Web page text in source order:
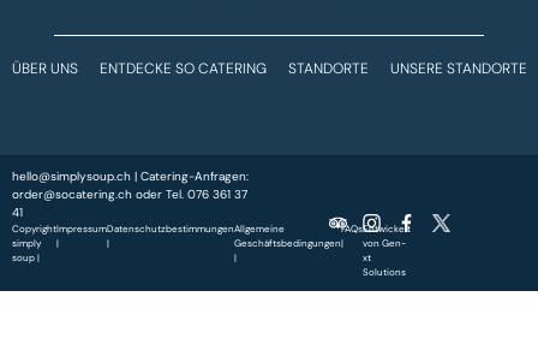
ÜBER UNS ENTDECKE SO CATERING STANDORTE UNSERE STANDORTE
hello@simplysoup.ch | Catering-Anfragen:
order@socatering.ch oder Tel. 076 361 37
41
Copyright
simply
soup |
Impressum
|
Datenschutzbestimmungen
|
Allgemeine
Geschäftsbedingungen
|
FAQs
|
Entwickelt
von Gen-
xt
Solutions